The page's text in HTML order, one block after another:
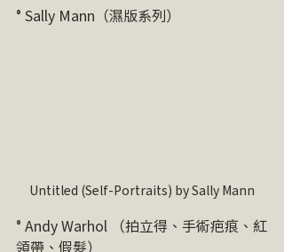
° Sally Mann（濕版系列）
Untitled (Self-Portraits) by Sally Mann
° Andy Warhol （拍立得、手術疤痕、紅
領帶、假髮）